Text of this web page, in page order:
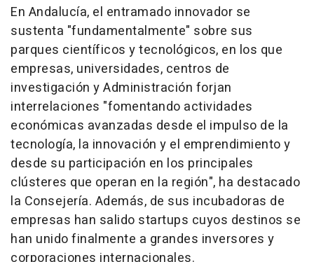
En Andalucía, el entramado innovador se
sustenta "fundamentalmente" sobre sus
parques científicos y tecnológicos, en los que
empresas, universidades, centros de
investigación y Administración forjan
interrelaciones "fomentando actividades
económicas avanzadas desde el impulso de la
tecnología, la innovación y el emprendimiento y
desde su participación en los principales
clústeres que operan en la región", ha destacado
la Consejería. Además, de sus incubadoras de
empresas han salido startups cuyos destinos se
han unido finalmente a grandes inversores y
corporaciones internacionales.